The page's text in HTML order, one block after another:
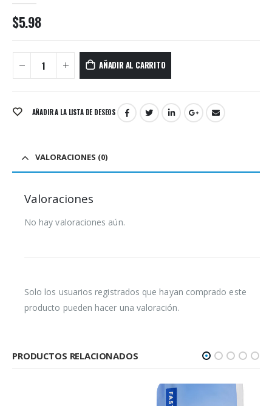
$5.98
AÑADIR AL CARRITO
AÑADIR A LA LISTA DE DESEOS
VALORACIONES (0)
Valoraciones
No hay valoraciones aún.
Solo los usuarios registrados que hayan comprado este
producto pueden hacer una valoración.
PRODUCTOS RELACIONADOS